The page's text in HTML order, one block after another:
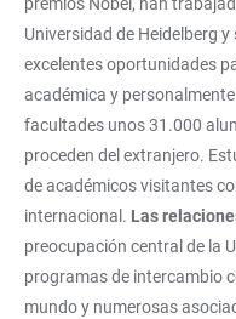
Universidad de Heidelberg
excelentes oportunidades
académica y
facultades unos 31.000
proceden del extranjero.
de académicos visitantes
internacional. Las
preocupación central de la
programas de intercambio
mundo y numerosas